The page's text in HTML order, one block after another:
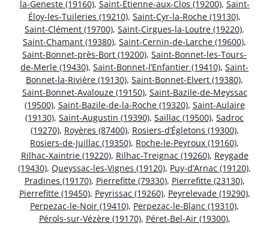
la-Geneste (19160), Saint-Étienne-aux-Clos (19200), Saint-
Éloy-les-Tuileries (19210), Saint-Cyr-la-Roche (19130),
Saint-Clément (19700), Saint-Cirgues-la-Loutre (19220),
Saint-Chamant (19380), Saint-Cernin-de-Larche (19600),
Saint-Bonnet-près-Bort (19200), Saint-Bonnet-les-Tours-
de-Merle (19430), Saint-Bonnet-l’Enfantier (19410), Saint-
Bonnet-la-Rivière (19130), Saint-Bonnet-Elvert (19380),
Saint-Bonnet-Avalouze (19150), Saint-Bazile-de-Meyssac
(19500), Saint-Bazile-de-la-Roche (19320), Saint-Aulaire
(19130), Saint-Augustin (19390), Saillac (19500), Sadroc
(19270), Royères (87400), Rosiers-d’Égletons (19300),
Rosiers-de-Juillac (19350), Roche-le-Peyroux (19160),
Rilhac-Xaintrie (19220), Rilhac-Treignac (19260), Reygade
(19430), Queyssac-les-Vignes (19120), Puy-d’Arnac (19120),
Pradines (19170), Pierrefitte (79330), Pierrefitte (23130),
Pierrefitte (19450), Peyrissac (19260), Peyrelevade (19290),
Perpezac-le-Noir (19410), Perpezac-le-Blanc (19310),
Pérols-sur-Vézère (19170), Péret-Bel-Air (19300),